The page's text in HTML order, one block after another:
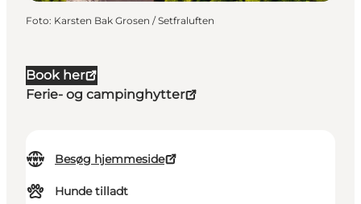
Book her
Ferie- og campinghytter
Besøg hjemmeside
Hunde tilladt
Foto: Karsten Bak Grosen / Setfraluften